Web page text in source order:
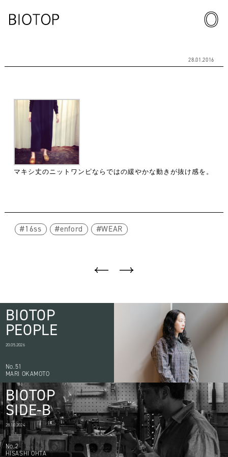
28.01.2016
マキシ丈のニットワンピならではの緩やかな動きが抜け感を。
16ss enford WEAR
BIOTOP
PEOPLE
20.05.2026
No.51
MARI OKAMOTO
BIOTOP
SIDE-B
28.10.2024
No.2
HISASHI OHTA